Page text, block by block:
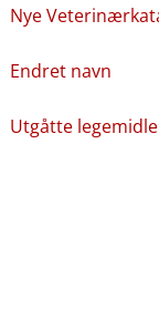
Nye
Endret navn
Utgåtte